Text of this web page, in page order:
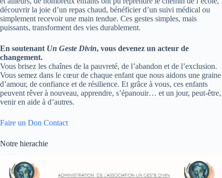
découvrir la joie d’un repas chaud, bénéficier d’un suivi médical ou
simplement recevoir une main tendue. Ces gestes simples, mais
puissants, transforment des vies durablement.
En soutenant Un Geste Divin, vous devenez un acteur de
changement.
Vous brisez les chaînes de la pauvreté, de l’abandon et de l’exclusion.
Vous semez dans le cœur de chaque enfant que nous aidons une graine
d’amour, de confiance et de résilience. Et grâce à vous, ces enfants
peuvent rêver à nouveau, apprendre, s’épanouir… et un jour, peut-être,
venir en aide à d’autres.
Faire un Don Contact
Notre hierachie